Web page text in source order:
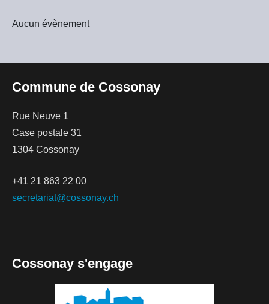
Aucun évènement
Commune de Cossonay
Rue Neuve 1
Case postale 31
1304 Cossonay
+41 21 863 22 00
secretariat@cossonay.ch
Cossonay s'engage